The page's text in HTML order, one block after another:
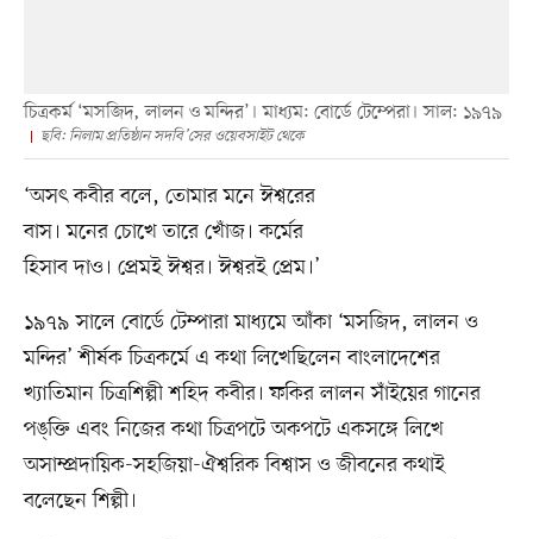
চিত্রকর্ম ‘মসজিদ, লালন ও মন্দির’। মাধ্যম: বোর্ডে টেম্পেরা। সাল: ১৯৭৯
ছবি: নিলাম প্রতিষ্ঠান সদবি’সের ওয়েবসাইট থেকে
‘অসৎ কবীর বলে, তোমার মনে ঈশ্বরের
বাস। মনের চোখে তারে খোঁজ। কর্মের
হিসাব দাও। প্রেমই ঈশ্বর। ঈশ্বরই প্রেম।’
১৯৭৯ সালে বোর্ডে টেম্পারা মাধ্যমে আঁকা ‘মসজিদ, লালন ও
মন্দির’ শীর্ষক চিত্রকর্মে এ কথা লিখেছিলেন বাংলাদেশের
খ্যাতিমান চিত্রশিল্পী শহিদ কবীর। ফকির লালন সাঁইয়ের গানের
পঙ্‌ক্তি এবং নিজের কথা চিত্রপটে অকপটে একসঙ্গে লিখে
অসাম্প্রদায়িক-সহজিয়া-ঐশ্বরিক বিশ্বাস ও জীবনের কথাই
বলেছেন শিল্পী।